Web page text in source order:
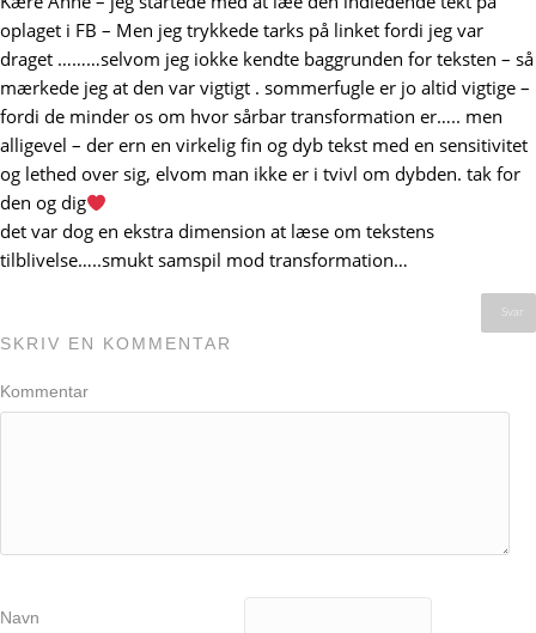
oplaget i FB – Men jeg trykkede tarks på linket fordi jeg var
draget ………selvom jeg iokke kendte baggrunden for teksten – så
mærkede jeg at den var vigtigt . sommerfugle er jo altid vigtige –
fordi de minder os om hvor sårbar transformation er….. men
alligevel – der ern en virkelig fin og dyb tekst med en sensitivitet
og lethed over sig, elvom man ikke er i tvivl om dybden. tak for
den og dig
det var dog en ekstra dimension at læse om tekstens
tilblivelse…..smukt samspil mod transformation…
Svar
SKRIV EN KOMMENTAR
Kommentar
Navn